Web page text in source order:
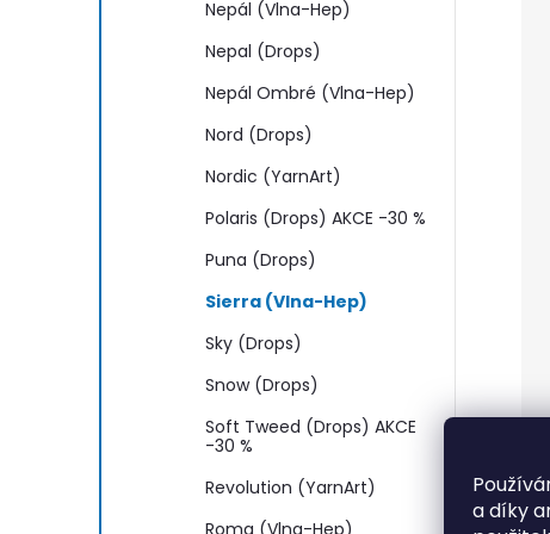
a díky
Nepál (Vlna-Hep)
Nepal (Drops)
Nepál Ombré (Vlna-Hep)
Nord (Drops)
Nordic (YarnArt)
Polaris (Drops) AKCE -30 %
Puna (Drops)
Sierra (Vlna-Hep)
Sky (Drops)
Snow (Drops)
Soft Tweed (Drops) AKCE
-30 %
Revolution (YarnArt)
Roma (Vlna-Hep)